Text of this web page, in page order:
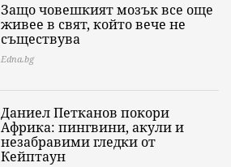
Защо човешкият мозък все още
живее в свят, който вече не
съществува
Edna.bg
Даниел Петканов покори
Африка: пингвини, акули и
незабравими гледки от
Кейптаун